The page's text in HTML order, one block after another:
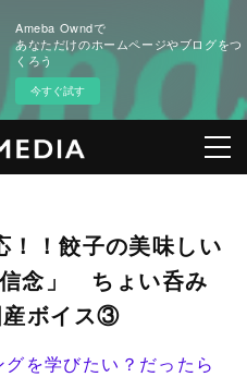
Ameba Owndで
あなただけのホームページやブログをつ
くろう
今すぐ試す
！！餃子の美味しい
念」 ちょい呑み
産ボイス③
を学びたい？だったら